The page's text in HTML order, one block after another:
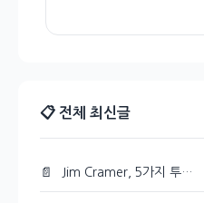
📋 전체 최신글
📄 Jim Cramer, 5가지 투자 테마로 시장 상승을 주도하다